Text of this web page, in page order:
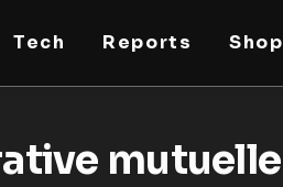
Tech Reports Shop
mutuelle